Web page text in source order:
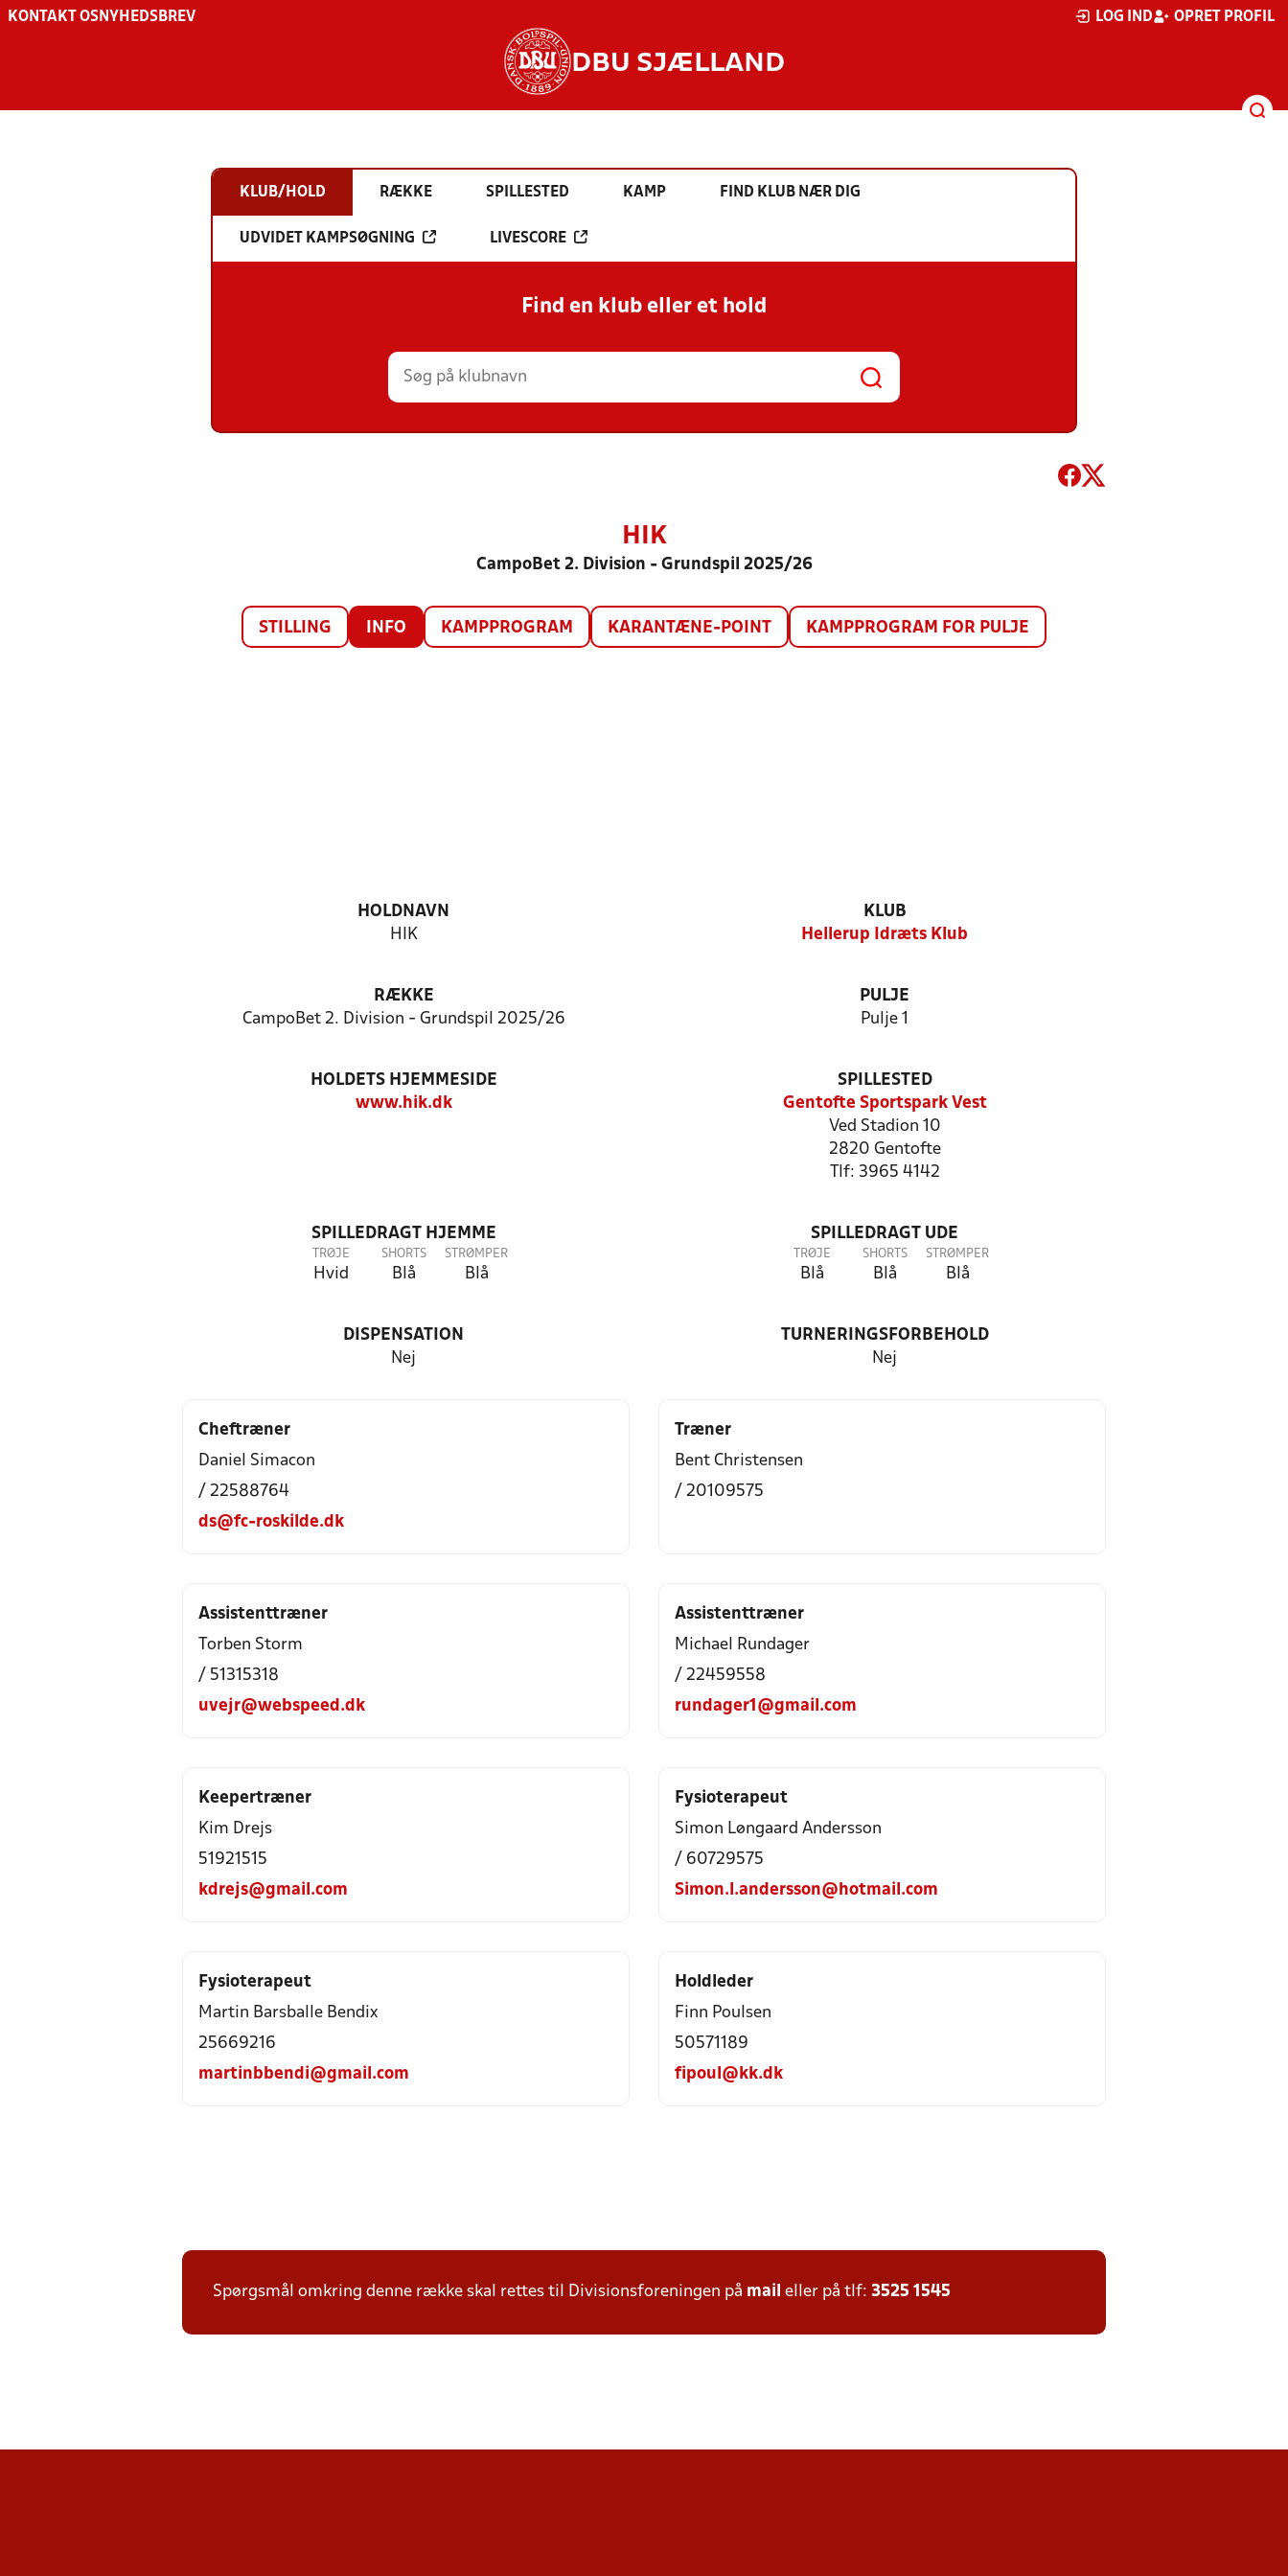
KONTAKT OS NYHEDSBREV LOG IND OPRET PROFIL
DBU SJÆLLAND
KLUB/HOLD RÆKKE SPILLESTED KAMP FIND KLUB NÆR DIG
UDVIDET KAMPSØGNING LIVESCORE
Find en klub eller et hold
HIK
CampoBet 2. Division - Grundspil 2025/26
STILLING INFO KAMPPROGRAM KARANTÆNE-POINT KAMPPROGRAM FOR PULJE
HOLDNAVN
HIK
KLUB
Hellerup Idræts Klub
RÆKKE
CampoBet 2. Division - Grundspil 2025/26
PULJE
Pulje 1
HOLDETS HJEMMESIDE
www.hik.dk
SPILLESTED
Gentofte Sportspark Vest
Ved Stadion 10
2820 Gentofte
Tlf: 3965 4142
SPILLEDRAGT HJEMME
TRØJE
Hvid
SHORTS
Blå
STRØMPER
Blå
SPILLEDRAGT UDE
TRØJE
Blå
SHORTS
Blå
STRØMPER
Blå
DISPENSATION
Nej
TURNERINGSFORBEHOLD
Nej
Cheftræner
Daniel Simacon
/ 22588764
ds@fc-roskilde.dk
Træner
Bent Christensen
/ 20109575
Assistenttræner
Torben Storm
/ 51315318
uvejr@webspeed.dk
Assistenttræner
Michael Rundager
/ 22459558
rundager1@gmail.com
Keepertræner
Kim Drejs
51921515
kdrejs@gmail.com
Fysioterapeut
Simon Løngaard Andersson
/ 60729575
Simon.l.andersson@hotmail.com
Fysioterapeut
Martin Barsballe Bendix
25669216
martinbbendi@gmail.com
Holdleder
Finn Poulsen
50571189
fipoul@kk.dk
Spørgsmål omkring denne række skal rettes til Divisionsforeningen på mail eller på tlf: 3525 1545